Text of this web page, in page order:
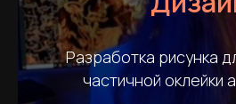
Разработка рисунка
частичной оклейки